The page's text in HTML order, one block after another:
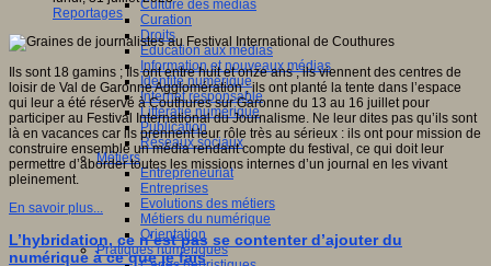
Culture des médias
Curation
Droits
Education aux médias
Information et nouveaux médias
Identité numérique
Internet responsable
Littératie numérique
Publication
Réseaux sociaux
Métiers
Entrepreneuriat
Entreprises
Evolutions des métiers
Métiers du numérique
Orientation
Pratiques numériques
Reportages
Ils sont 18 gamins ; Ils ont entre huit et onze ans ; ils viennent des centres de
loisir de Val de Garonne Agglomération ; ils ont planté la tente dans l’espace
qui leur a été réservé à Couthures sur Garonne du 13 au 16 juillet pour
participer au Festival International du Journalisme. Ne leur dites pas qu’ils sont
là en vacances car ils prennent leur rôle très au sérieux : ils ont pour mission de
construire ensemble un média rendant compte du festival, ce qui doit leur
permettre d’aborder toutes les missions internes d’un journal en les vivant
pleinement.
En savoir plus...
L’hybridation, ce n’est pas se contenter d’ajouter du
numérique à ce que je fais